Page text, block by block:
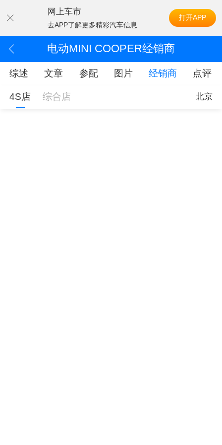
网上车市
去APP了解更多精彩汽车信息
打开APP
电动MINI COOPER经销商
综述 文章 参配 图片 经销商 点评
4S店 综合店 北京